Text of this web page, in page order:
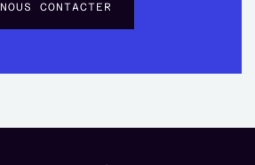
NOUS CONTACTER